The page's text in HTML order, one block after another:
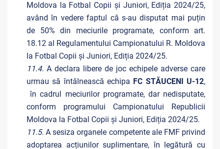
Moldova la Fotbal Copii și Juniori, Ediția 2024/25,
având în vedere faptul că s-au disputat mai puțin
de 50% din meciurile programate, conform art.
18.12 al Regulamentului Campionatului R. Moldova
la Fotbal Copii și Juniori, Ediția 2024/25.
11.4. A declara libere de joc echipele adverse care
urmau să întâlnească echipa FC STĂUCENI U-12,
în cadrul meciurilor programate, dar nedisputate,
conform programului Campionatului Republicii
Moldova la Fotbal Copii și Juniori, Ediția 2024/25.
11.5.A sesiza organele competente ale FMF privind
adoptarea acțiunilor suplimentare, în legătură cu